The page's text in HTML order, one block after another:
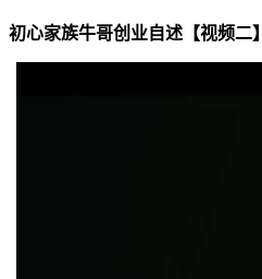
初心家族牛哥创业自述【视频二】